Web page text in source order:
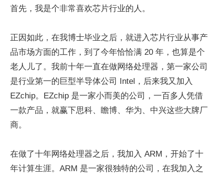
首先，我是个非常喜欢芯片行业的人。
正因如此，在我博士毕业之后，就进入芯片行业从事产
品市场方面的工作，到了今年恰恰满 20 年，也算是个
老人儿了。我前十年一直在做网络处理器，第一家公司
是行业第一的巨型半导体公司 Intel，后来我又加入
EZchip。EZchip 是一家小而美的公司，一百多人凭借
一款产品，就赢下思科、瞻博、华为、中兴这些大牌厂
商。
在做了十年网络处理器之后，我加入 ARM，开始了十
年计算生涯。ARM 是一家很独特的公司，在我加入之